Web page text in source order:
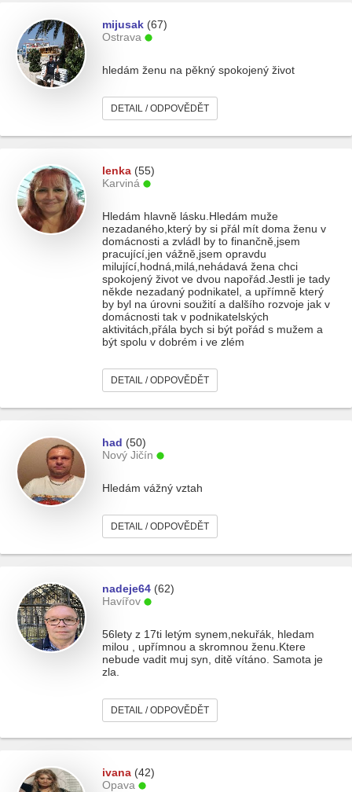
mijusak (67)
Ostrava
hledám ženu na pěkný spokojený život
DETAIL / ODPOVĚDĚT
lenka (55)
Karviná
Hledám hlavně lásku.Hledám muže
nezadaného,který by si přál mít doma ženu v
domácnosti a zvládl by to finančně,jsem
pracující,jen vážně,jsem opravdu
milující,hodná,milá,nehádavá žena chci
spokojený život ve dvou napořád.Jestli je tady
někde nezadaný podnikatel, a upřímně který
by byl na úrovni soužití a dalšího rozvoje jak v
domácnosti tak v podnikatelských
aktivitách,přála bych si být pořád s mužem a
být spolu v dobrém i ve zlém
DETAIL / ODPOVĚDĚT
had (50)
Nový Jičín
Hledám vážný vztah
DETAIL / ODPOVĚDĚT
nadeje64 (62)
Havířov
56lety z 17ti letým synem,nekuřák, hledam
milou , upřímnou a skromnou ženu.Ktere
nebude vadit muj syn, ditě vítáno. Samota je
zla.
DETAIL / ODPOVĚDĚT
ivana (42)
Opava